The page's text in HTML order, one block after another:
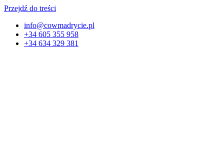
Przejdź do treści
info@cowmadrycie.pl
+34 605 355 958
+34 634 329 381​